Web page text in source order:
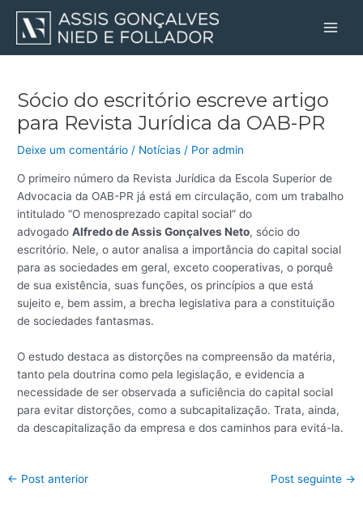
Sócio do escritório escreve artigo
para Revista Jurídica da OAB-PR
Deixe um comentário / Notícias / Poradmin
O primeiro número da Revista Jurídica da Escola Superior de
Advocacia da OAB-PR já está em circulação, com um trabalho
intitulado “O menosprezado capital social” do
advogadoAlfredo de Assis Gonçalves Neto, sócio do
escritório. Nele, o autor analisa a importância do capital social
para as sociedades em geral, exceto cooperativas, o porquê
de sua existência, suas funções, os princípios a que está
sujeito e, bem assim, a brecha legislativa para a constituição
de sociedades fantasmas.
O estudo destaca as distorções na compreensão da matéria,
tanto pela doutrina como pela legislação, e evidencia a
necessidade de ser observada a suficiência do capital social
para evitar distorções, como a subcapitalização. Trata, ainda,
da descapitalização da empresa e dos caminhos para evitá-la.
navigation
← Post anterior Post seguinte →